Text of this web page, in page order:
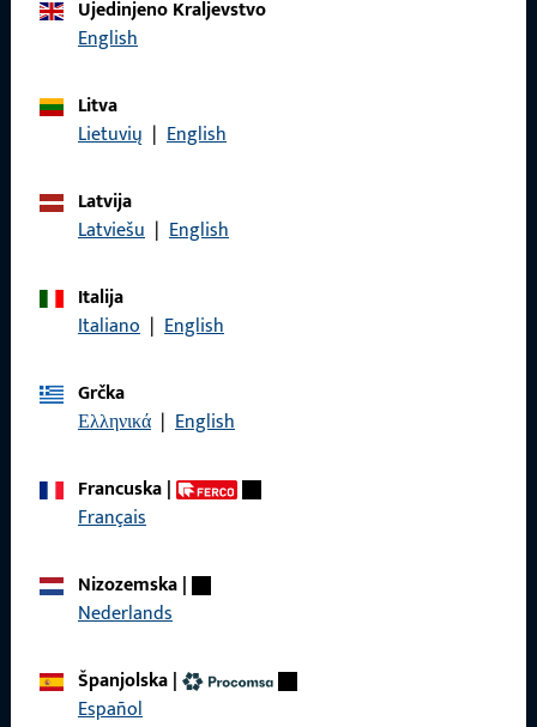
Ujedinjeno Kraljevstvo
English
Litva
Lietuvių | English
Latvija
Latviešu | English
Italija
Italiano | English
Grčka
Ελληνικά | English
Francuska|
Français
Nizozemska|
Nederlands
Španjolska|
Español
Brzi pristup
Reference